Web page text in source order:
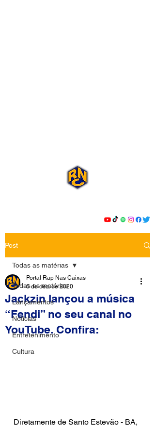
Post
Todas as matérias
Lançamentos
Notícias
Entretenimento
Cultura
Todas as matérias
Jackzin lançou a música
“Fendi” no seu canal no
YouTube. Confira:
Portal Rap Nas Caixas
6 de dez. de 2020
Diretamente de Santo Estevão - BA,